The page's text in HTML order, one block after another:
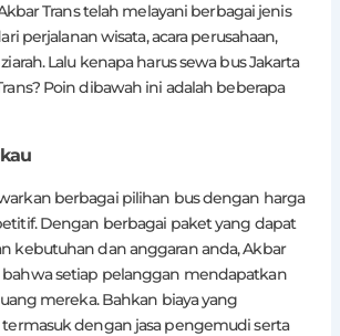
Trans telah melayani berbagai jenis
perjalanan wisata, acara perusahaan,
Lalu kenapa harus sewa bus Jakarta
Poin dibawah ini adalah beberapa
berbagai pilihan bus dengan harga
Dengan berbagai paket yang dapat
kebutuhan dan anggaran anda, Akbar
bahwa setiap pelanggan mendapatkan
mereka. Bahkan biaya yang
dengan jasa pengemudi serta